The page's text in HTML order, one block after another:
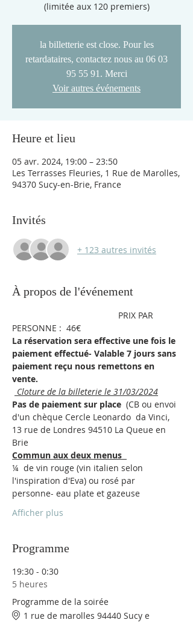
(limitée aux 120 premiers)
la billetterie est close. Pour les
retardataires, contactez nous au 06 03
95 55 91. Merci
Voir autres événements
Heure et lieu
05 avr. 2024, 19:00 – 23:50
Les Terrasses Fleuries, 1 Rue de Marolles,
94370 Sucy-en-Brie, France
Invités
+ 123 autres invités
À propos de l'événement
PRIX PAR
PERSONNE :  46€
La réservation sera effective une fois le
paiement effectué- Valable 7 jours sans
paiement reçu nous remettons en
vente.
Cloture de la billeterie le 31/03/2024
Pas de paiement sur place (CB ou envoi
d'un chèque Cercle Leonardo  da Vinci,
13 rue de Londres 94510 La Queue en
Brie
Commun aux deux menus
¼  de vin rouge (vin italien selon
l'inspiration d'Eva) ou rosé par
personne- eau plate et gazeuse
Afficher plus
Programme
19:30 - 0:30
5 heures
Programme de la soirée
1 rue de marolles 94440 Sucy e